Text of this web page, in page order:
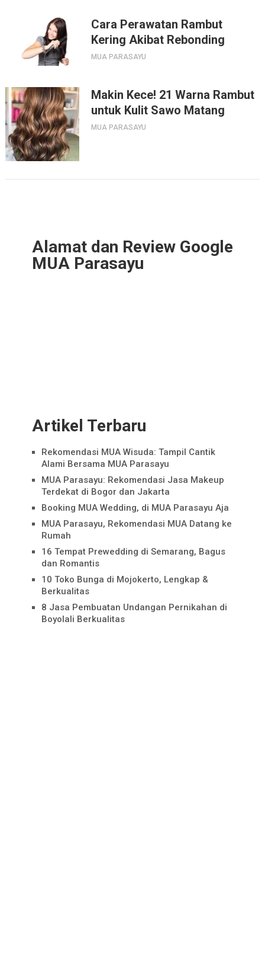
Cara Perawatan Rambut
Kering Akibat Rebonding
MUA PARASAYU
Makin Kece! 21 Warna Rambut
untuk Kulit Sawo Matang
MUA PARASAYU
Alamat dan Review Google
MUA Parasayu
Artikel Terbaru
Rekomendasi MUA Wisuda: Tampil Cantik
Alami Bersama MUA Parasayu
MUA Parasayu: Rekomendasi Jasa Makeup
Terdekat di Bogor dan Jakarta
Booking MUA Wedding, di MUA Parasayu Aja
MUA Parasayu, Rekomendasi MUA Datang ke
Rumah
16 Tempat Prewedding di Semarang, Bagus
dan Romantis
10 Toko Bunga di Mojokerto, Lengkap &
Berkualitas
8 Jasa Pembuatan Undangan Pernikahan di
Boyolali Berkualitas